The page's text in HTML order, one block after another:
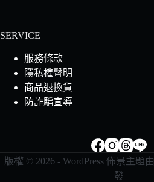
SERVICE
服務條款
隱私權聲明
商品退換貨
防詐騙宣導
版權 © 2026 - WordPress 佈景主題由
發